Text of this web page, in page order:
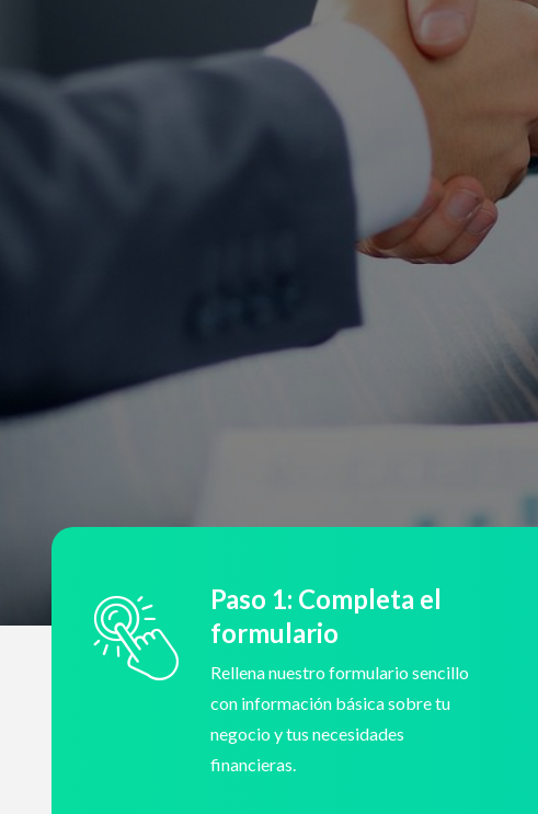
Paso 1: Completa el
formulario
Rellena nuestro formulario sencillo
con información básica sobre tu
negocio y tus necesidades
financieras.